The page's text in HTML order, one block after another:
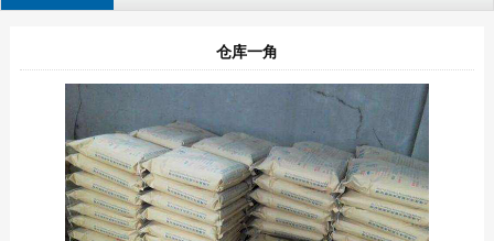
仓库一角